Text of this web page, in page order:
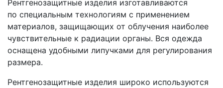
Рентгенозащитные изделия изготавливаются
по специальным технологиям с применением
материалов, защищающих от облучения наиболее
чувствительные к радиации органы. Вся одежда
оснащена удобными липучками для регулирования
размера.
Рентгенозащитные изделия широко используются